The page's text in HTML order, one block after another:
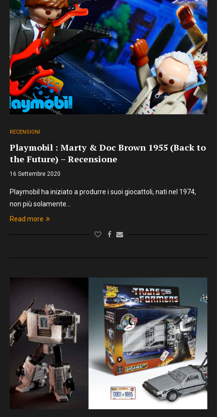
RECENSIONI
Playmobil : Marty & Doc Brown 1955 (Back to
the Future) – Recensione
16 Settembre 2020
Playmobil ha iniziato a produrre i suoi giocattoli, nati nel 1974,
non più solamente…
Read more